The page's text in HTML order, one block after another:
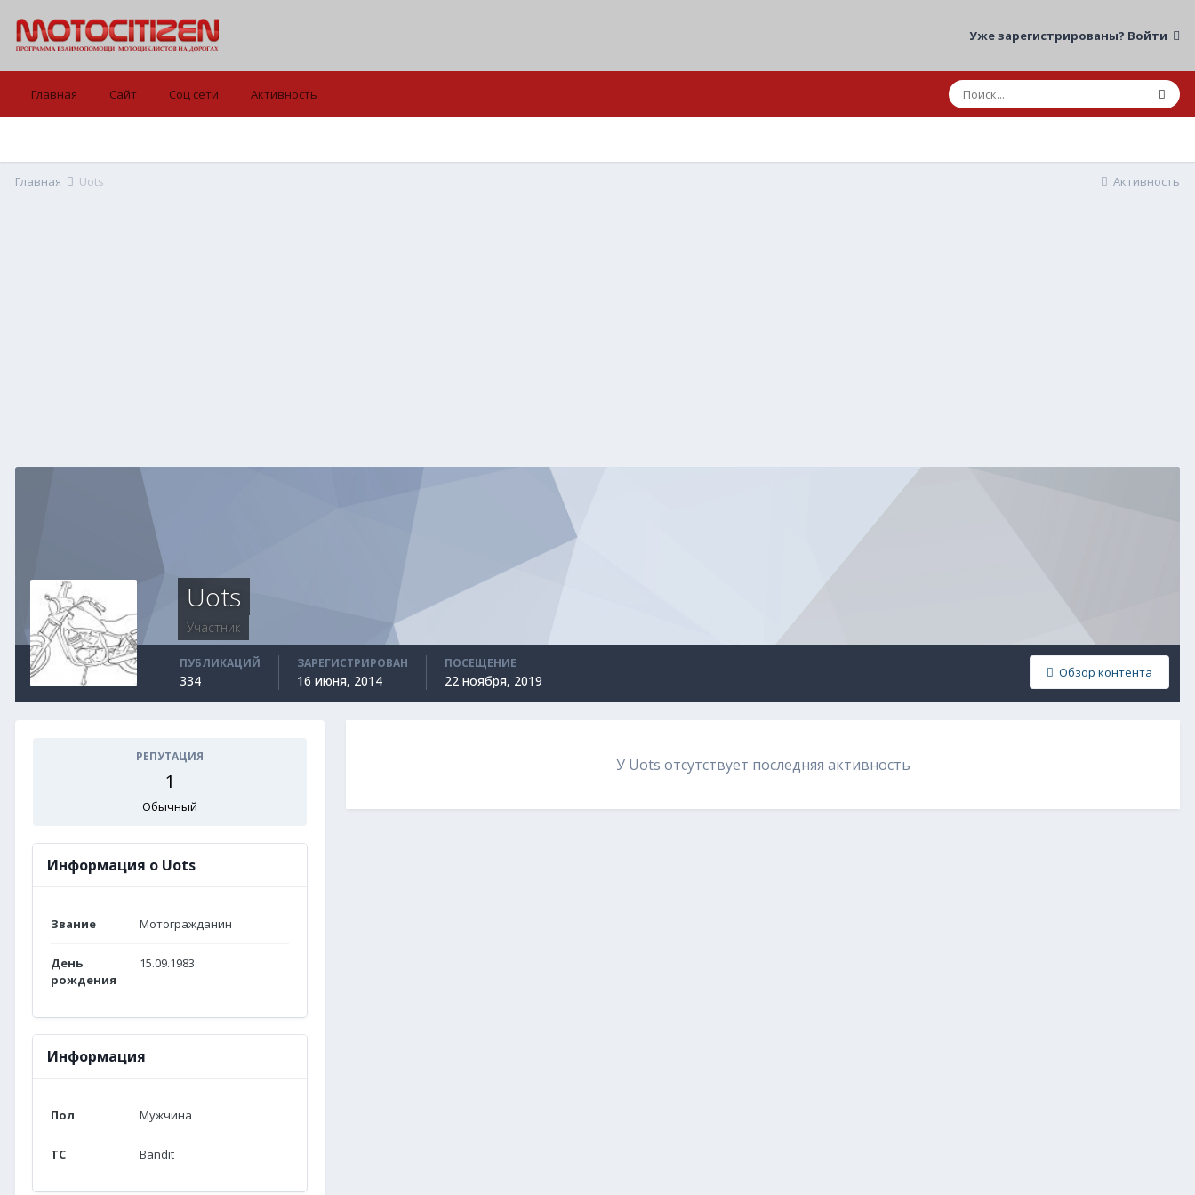
Уже зарегистрированы? Войти
Главная Сайт Соц сети Активность
Активность
Главная Uots
Uots
Участник
Обзор контента
ПУБЛИКАЦИЙ
334
ЗАРЕГИСТРИРОВАН
16 июня, 2014
ПОСЕЩЕНИЕ
22 ноября, 2019
РЕПУТАЦИЯ
1
Обычный
Информация о Uots
Звание Мотогражданин
День
рождения
15.09.1983
Информация
Пол Мужчина
ТС Bandit
У Uots отсутствует последняя активность